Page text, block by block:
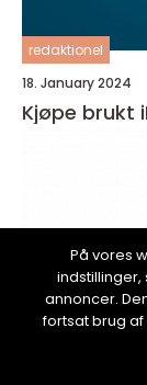
redaktionel
18. January 2024
Kjøpe brukt
På vores
annoncer.
fortsat brug